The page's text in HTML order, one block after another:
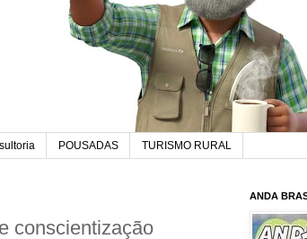
POUSADAS TURISMO RURAL
conscientização
ANDA